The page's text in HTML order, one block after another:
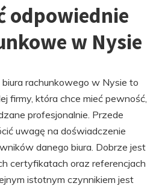
odpowiednie
w Nysie
rachunkowego w Nysie to
firmy, która chce mieć pewność,
profesjonalnie. Przede
uwagę na doświadczenie
danego biura. Dobrze jest
certyfikatach oraz referencjach
istotnym czynnikiem jest